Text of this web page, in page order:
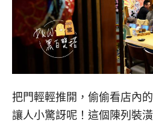
把門輕輕推開，偷偷看店內
讓人小驚訝呢！這個陳列裝